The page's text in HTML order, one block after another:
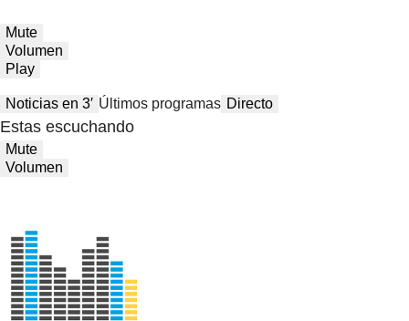
Mute
Volumen
Play
Noticias en 3′ Últimos programas Directo
Estas escuchando
Mute
Volumen